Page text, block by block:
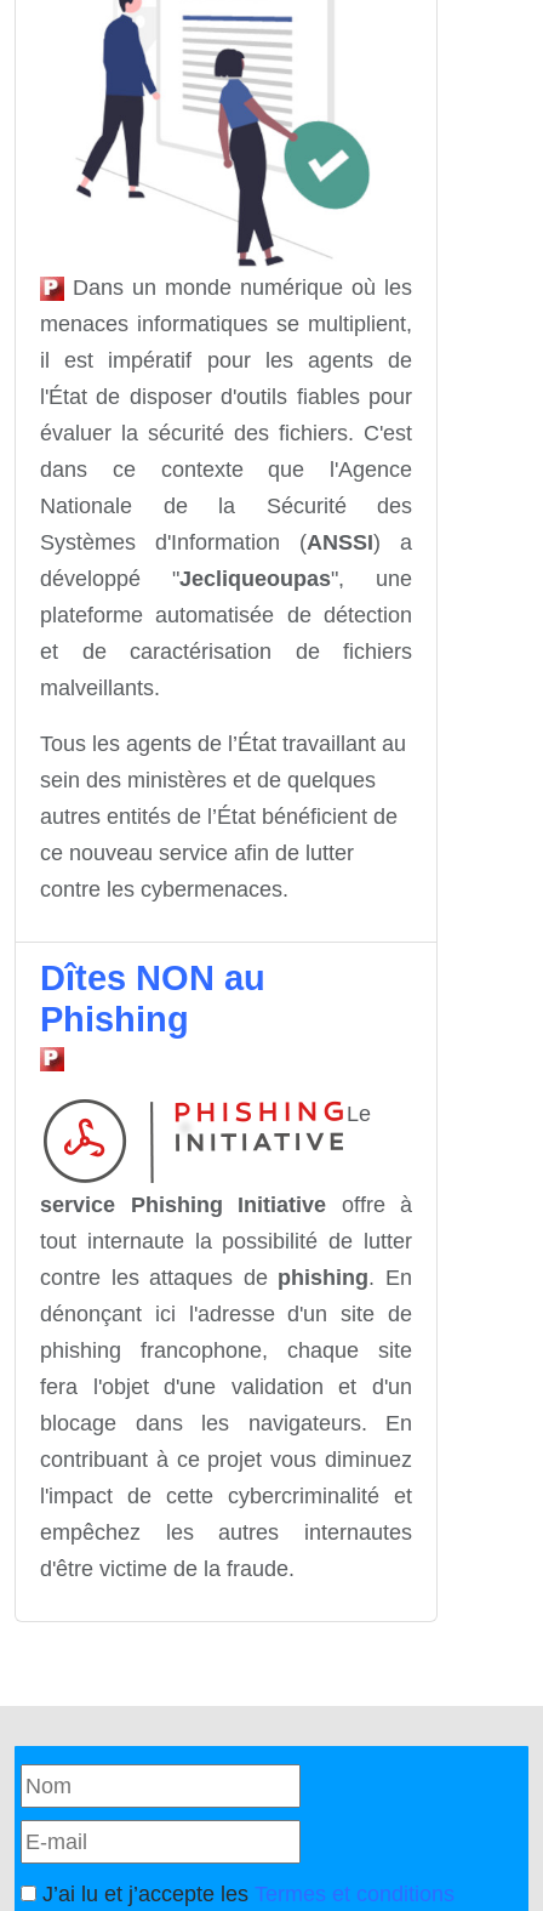
Dans un monde numérique où les
menaces informatiques se multiplient,
il est impératif pour les agents de
l'État de disposer d'outils fiables pour
évaluer la sécurité des fichiers. C'est
dans ce contexte que l'Agence
Nationale de la Sécurité des
Systèmes d'Information (ANSSI) a
développé "Jecliqueoupas", une
plateforme automatisée de détection
et de caractérisation de fichiers
malveillants.
Tous les agents de l’État travaillant au
sein des ministères et de quelques
autres entités de l’État bénéficient de
ce nouveau service afin de lutter
contre les cybermenaces.
Dîtes NON au
Phishing
Le
service Phishing Initiative offre à
tout internaute la possibilité de lutter
contre les attaques de phishing. En
dénonçant ici l'adresse d'un site de
phishing francophone, chaque site
fera l'objet d'une validation et d'un
blocage dans les navigateurs. En
contribuant à ce projet vous diminuez
l'impact de cette cybercriminalité et
empêchez les autres internautes
d'être victime de la fraude.
J’ai lu et j’accepte les Termes et conditions